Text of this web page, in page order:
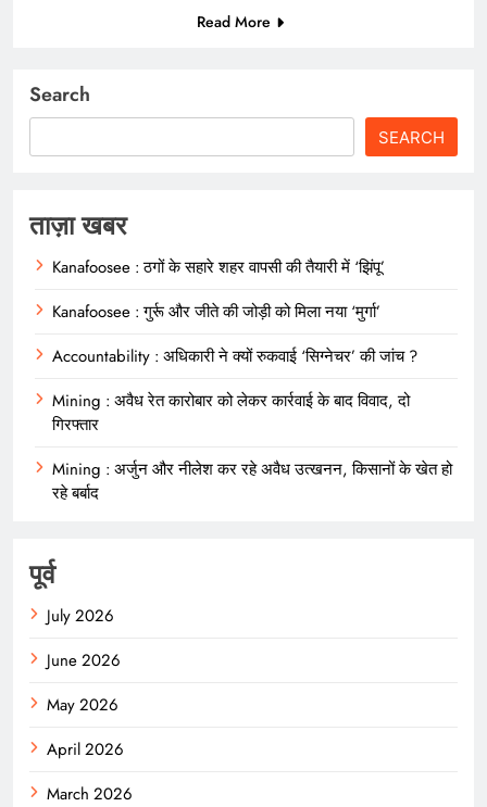
Read More
Search
SEARCH
ताज़ा खबर
Kanafoosee : ठगों के सहारे शहर वापसी की तैयारी में ‘झिंपू’
Kanafoosee : गुर्रू और जीते की जोड़ी को मिला नया ‘मुर्गा’
Accountability : अधिकारी ने क्यों रुकवाई ‘सिग्नेचर’ की जांच ?
Mining : अवैध रेत कारोबार को लेकर कार्रवाई के बाद विवाद, दो
गिरफ्तार
Mining : अर्जुन और नीलेश कर रहे अवैध उत्खनन, किसानों के खेत हो
रहे बर्बाद
पूर्व
July 2026
June 2026
May 2026
April 2026
March 2026